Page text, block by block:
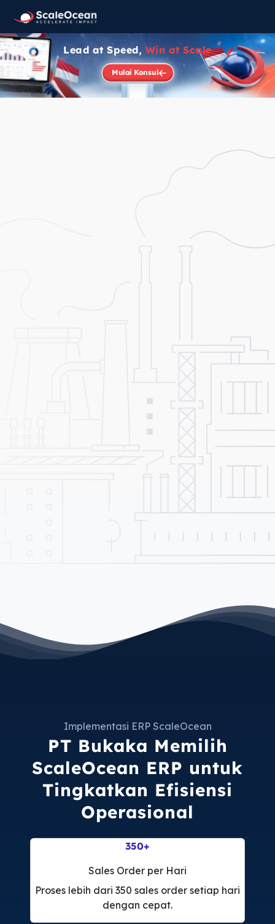
Lead at Speed,Win at Scale
Mulai Konsul
Implementasi ERP ScaleOcean
PT Bukaka Memilih
ScaleOcean ERP untuk
Tingkatkan Efisiensi
Operasional
350+
Sales Order per Hari
Proses lebih dari 350 sales order setiap hari
dengan cepat.